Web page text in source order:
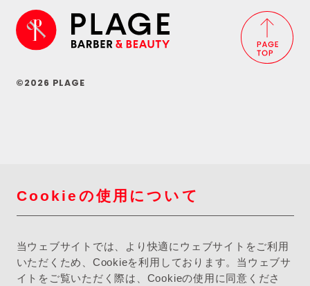
©2026 PLAGE
Cookieの使用について
当ウェブサイトでは、より快適にウェブサイトをご利用
いただくため、Cookieを利用しております。当ウェブサ
イトをご覧いただく際は、Cookieの使用に同意くださ